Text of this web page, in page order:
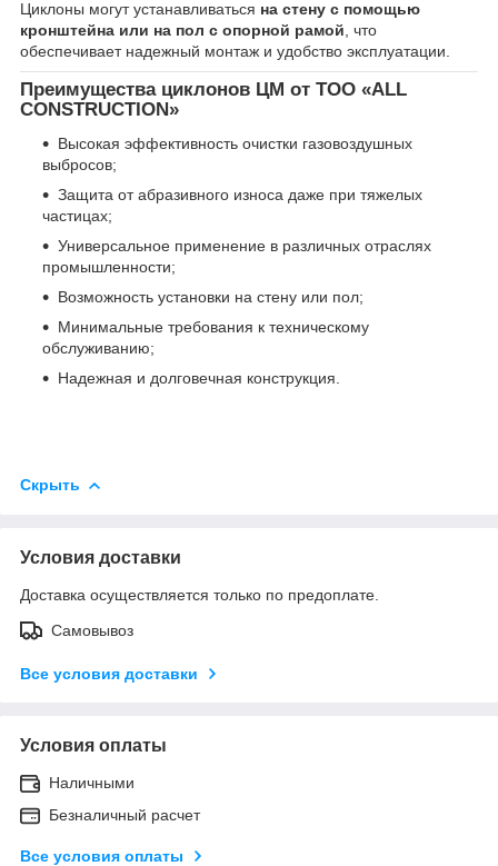
Циклоны могут устанавливаться на стену с помощью
кронштейна или на пол с опорной рамой, что
обеспечивает надежный монтаж и удобство эксплуатации.
Преимущества циклонов ЦМ от ТОО «ALL
CONSTRUCTION»
Высокая эффективность очистки газовоздушных
выбросов;
Защита от абразивного износа даже при тяжелых
частицах;
Универсальное применение в различных отраслях
промышленности;
Возможность установки на стену или пол;
Минимальные требования к техническому
обслуживанию;
Надежная и долговечная конструкция.
Скрыть
Условия доставки
Доставка осуществляется только по предоплате.
Самовывоз
Все условия доставки
Условия оплаты
Наличными
Безналичный расчет
Все условия оплаты